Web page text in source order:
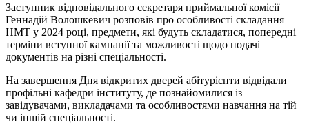
Заступник відповідального секретаря приймальної комісії
Геннадій Волошкевич розповів про особливості складання
НМТ у 2024 році, предмети, які будуть складатися, попередні
терміни вступної кампанії та можливості щодо подачі
документів на різні спеціальності.
На завершення Дня відкритих дверей абітурієнти відвідали
профільні кафедри інституту, де познайомилися із
завідувачами, викладачами та особливостями навчання на тій
чи іншій спеціальності.